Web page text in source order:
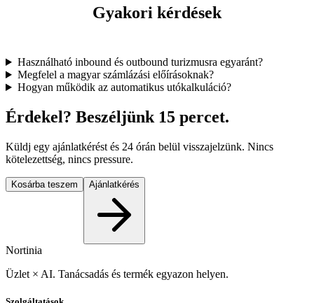
Gyakori kérdések
Használható inbound és outbound turizmusra egyaránt?
Megfelel a magyar számlázási előírásoknak?
Hogyan működik az automatikus utókalkuláció?
Érdekel? Beszéljünk 15 percet.
Küldj egy ajánlatkérést és 24 órán belül visszajelzünk. Nincs
kötelezettség, nincs pressure.
Kosárba teszem Ajánlatkérés
Nortinia
Üzlet × AI. Tanácsadás és termék egyazon helyen.